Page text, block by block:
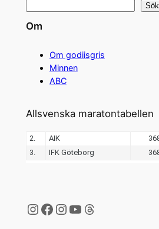
Sök
Om
Om godiisgris
Minnen
ABC
Allsvenska maratontabellen
Instagram
Facebook
Instagram
YouTube
Threads